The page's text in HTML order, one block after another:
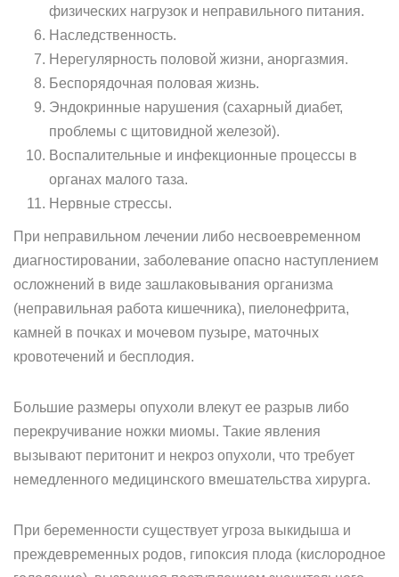
физических нагрузок и неправильного питания.
Наследственность.
Нерегулярность половой жизни, аноргазмия.
Беспорядочная половая жизнь.
Эндокринные нарушения (сахарный диабет,
проблемы с щитовидной железой).
Воспалительные и инфекционные процессы в
органах малого таза.
Нервные стрессы.
При неправильном лечении либо несвоевременном
диагностировании, заболевание опасно наступлением
осложнений в виде зашлаковывания организма
(неправильная работа кишечника), пиелонефрита,
камней в почках и мочевом пузыре, маточных
кровотечений и бесплодия.
Большие размеры опухоли влекут ее разрыв либо
перекручивание ножки миомы. Такие явления
вызывают перитонит и некроз опухоли, что требует
немедленного медицинского вмешательства хирурга.
При беременности существует угроза выкидыша и
преждевременных родов, гипоксия плода (кислородное